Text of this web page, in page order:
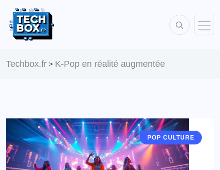
Techbox.fr > K-Pop en réalité augmentée
POP CULTURE